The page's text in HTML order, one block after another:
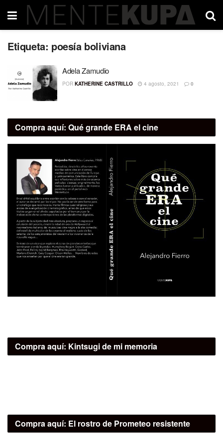
Etiqueta: poesía boliviana
Adela Zamudio
POR KATHERINE CASTRILLO 4 agosto, 2021 0
Compra aquí: Qué grande ERA el cine
Compra aquí: Kintsugi de mi memoria
Compra aquí: El rostro de Prometeo resistente